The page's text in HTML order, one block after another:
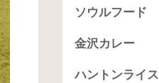
ソウルフード
金沢カレー
ハントンライス